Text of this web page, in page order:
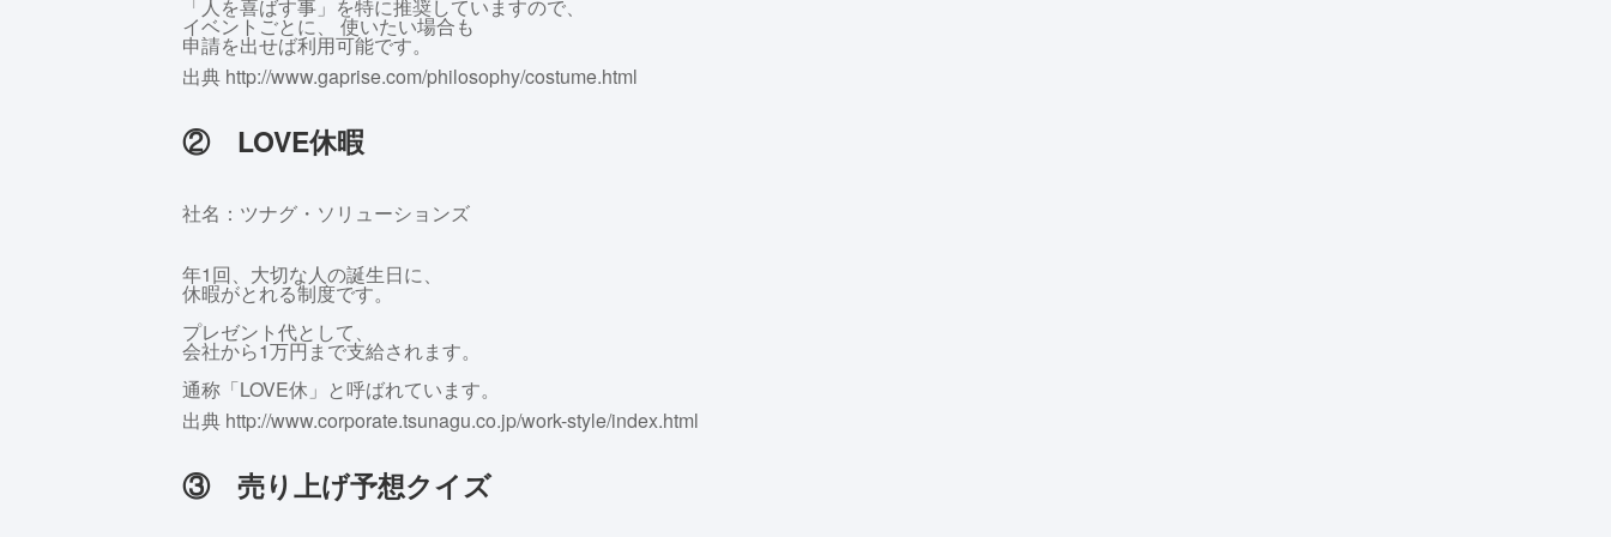
「人を喜ばす事」を特に推奨していますので、
イベントごとに、 使いたい場合も
申請を出せば利用可能です。
出典 http://www.gaprise.com/philosophy/costume.html
② LOVE休暇
社名：ツナグ・ソリューションズ
年1回、大切な人の誕生日に、
休暇がとれる制度です。
プレゼント代として、
会社から1万円まで支給されます。
通称「LOVE休」と呼ばれています。
出典 http://www.corporate.tsunagu.co.jp/work-style/index.html
③ 売り上げ予想クイズ